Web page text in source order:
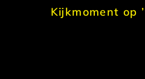
Kijkmoment op